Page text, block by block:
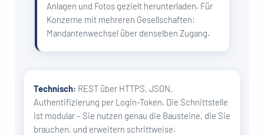
Anlagen und Fotos gezielt herunterladen. Für
Konzerne mit mehreren Gesellschaften:
Mandantenwechsel über denselben Zugang.
Technisch: REST über HTTPS, JSON,
Authentifizierung per Login-Token. Die Schnittstelle
ist modular – Sie nutzen genau die Bausteine, die Sie
brauchen, und erweitern schrittweise.